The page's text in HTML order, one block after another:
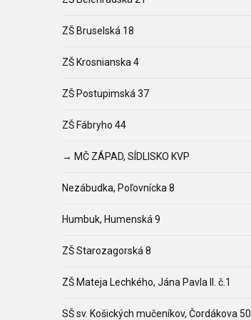
ZŠ Bruselská 18
ZŠ Krosnianska 4
ZŠ Postupimská 37
ZŠ Fábryho 44
→ MČ ZÁPAD, SÍDLISKO KVP
Nezábudka, Poľovnícka 8
Humbuk, Humenská 9
ZŠ Starozagorská 8
ZŠ Mateja Lechkého, Jána Pavla II. č.1
SŠ sv. Košických mučeníkov, Čordákova 50